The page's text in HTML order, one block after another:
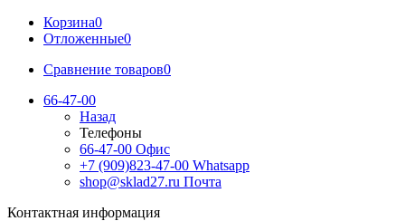
Корзина0
Отложенные0
Сравнение товаров0
66-47-00
Назад
Телефоны
66-47-00 Офис
+7 (909)823-47-00 Whatsapp
shop@sklad27.ru Почта
Контактная информация